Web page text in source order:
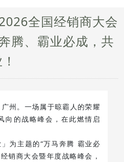
全国经销商大会
腾、霸业必成，共
。一场属于晾霸人的荣耀
向的战略峰会，在此燃情启
为主题的“万马奔腾 霸业必
销商大会暨年度战略峰会，